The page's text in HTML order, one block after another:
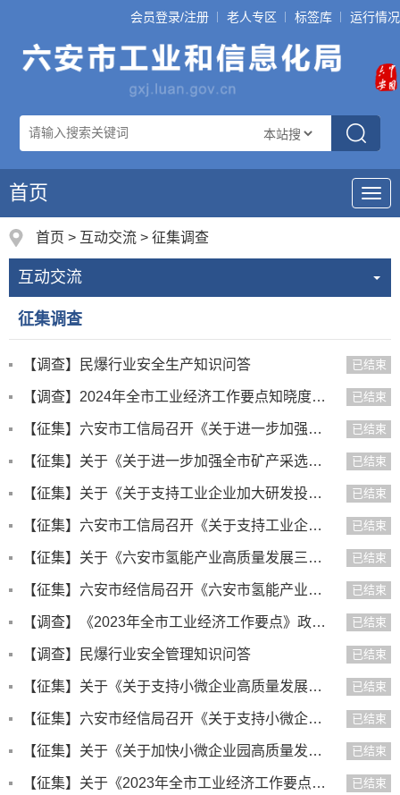
会员登录/注册 老人专区 标签库 运行情况
导
航
首页
首页 > 互动交流 > 征集调查
互动交流
征集调查
【调查】民爆行业安全生产知识问答 已结束
【调查】2024年全市工业经济工作要点知晓度调查 已结束
【征集】六安市工信局召开《关于进一步加强全市矿产采选尾砂及机制砂石压滤污泥规范处置的实施意见（征求意见稿）... 已结束
【征集】关于《关于进一步加强全市矿产采选尾砂及机制砂石压滤污泥规范处置的实施意见（征求意见稿）》公开征求意... 已结束
【征集】关于《关于支持工业企业加大研发投入的奖补措施（征求意见稿）》公开征求意见的公告 已结束
【征集】六安市工信局召开《关于支持工业企业加大研发投入的奖补措施》（征求意见稿）征求意见座谈会 已结束
【征集】关于《六安市氢能产业高质量发展三年行动计划》（征求意见稿）公开征求意见的公告 已结束
【征集】六安市经信局召开《六安市氢能产业高质量发展三年行动计划（征求意见稿）》征求意见座谈会 已结束
【调查】《2023年全市工业经济工作要点》政策知晓度调查 已结束
【调查】民爆行业安全管理知识问答 已结束
【征集】关于《关于支持小微企业高质量发展的实施意见（征求意见稿）》公开征求意见的公告 已结束
【征集】六安市经信局召开《关于支持小微企业高质量发展的实施意见》《关于加快小微企业园高质量发展的指导意见》... 已结束
【征集】关于《关于加快小微企业园高质量发展的指导意见（征求意见稿）》公开征求意见的公告 已结束
【征集】关于《2023年全市工业经济工作要点（征求意见稿）》公开征求意见的公告 已结束